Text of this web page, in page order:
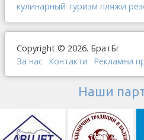
кулинарный туризм пляжи
Copyright © 2026. БратБг
За нас Контакти Рекламни
Наши